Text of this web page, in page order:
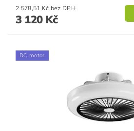
2 578,51 Kč bez DPH
3 120 Kč
DC motor